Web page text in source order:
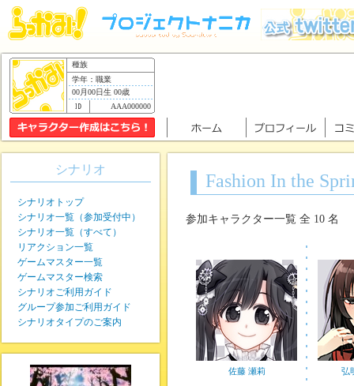
種族
学年：職業
00月00日生 00歳
AAA000000
Fashion In the
参加キャラクター一覧 全 10 名
佐藤 瀬莉 弘
シナリオ
シナリオトップ
シナリオ一覧（参加受付中）
シナリオ一覧（すべて）
リアクション一覧
ゲームマスター一覧
ゲームマスター検索
シナリオご利用ガイド
グループ参加ご利用ガイド
シナリオタイプのご案内